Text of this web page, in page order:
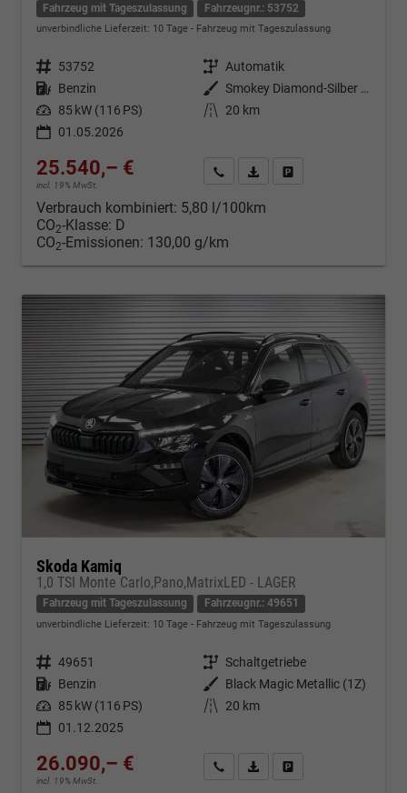
Fahrzeug mit Tageszulassung Fahrzeugnr.: 53752
unverbindliche Lieferzeit: 10 Tage Fahrzeug mit Tageszulassung
Fahrzeugnr. 53752 Getriebe Automatik
Kraftstoff Benzin Außenfarbe
Smokey Diamond-Silber Metallic
Leistung 85 kW (116 PS) Kilometerstand
20 km
01.05.2026
25.540,– €
incl. 19% MwSt.
Kontakt & Angebot anfordern
PDF-Datei, Fahrzeugexposé
Verbrauch kombiniert: 5,80 l/100km
CO2-Klasse: D
CO2-Emissionen: 130,00 g/km
Skoda Kamiq
1,0 TSI Monte Carlo,Pano,MatrixLED - LAGER
Fahrzeug mit Tageszulassung Fahrzeugnr.: 49651
unverbindliche Lieferzeit: 10 Tage Fahrzeug mit Tageszulassung
Fahrzeugnr. 49651 Getriebe Schaltgetriebe
Kraftstoff Benzin Außenfarbe Black Magic Metallic (1Z)
Leistung 85 kW (116 PS) Kilometerstand
20 km
01.12.2025
26.090,– €
incl. 19% MwSt.
Kontakt & Angebot anfordern
PDF-Datei, Fahrzeugexposé